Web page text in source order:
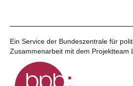
Ein Service der Bundeszentrale für
Zusammenarbeit mit dem Projektteam